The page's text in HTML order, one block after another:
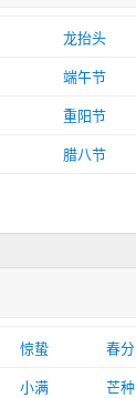
龙抬头
端午节
重阳节
腊八节
惊蛰 春分
小满 芒种